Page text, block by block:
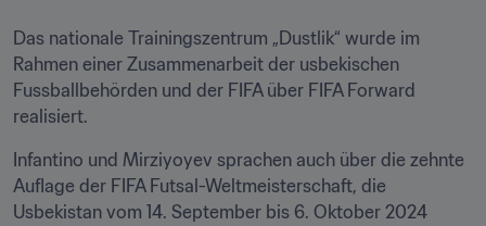
Das nationale Trainingszentrum „Dustlik“ wurde im
Rahmen einer Zusammenarbeit der usbekischen
Fussballbehörden und der FIFA über FIFA Forward
realisiert.
Infantino und Mirziyoyev sprachen auch über die zehnte
Auflage der FIFA Futsal-Weltmeisterschaft, die
Usbekistan vom 14. September bis 6. Oktober 2024